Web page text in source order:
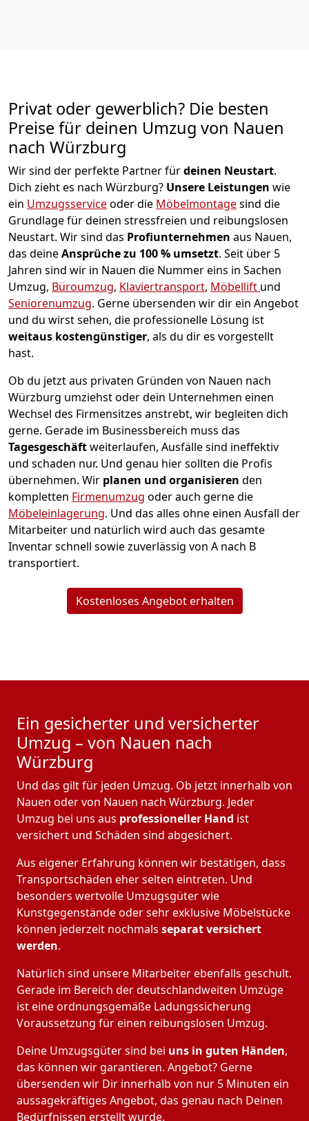
Privat oder gewerblich? Die besten
Preise für deinen Umzug von Nauen
nach Würzburg
Wir sind der perfekte Partner fürdeinen Neustart.
Dich zieht es nach Würzburg? Unsere Leistungen wie
ein Umzugsserviceoder die Möbelmontagesind die
Grundlage für deinen stressfreien und reibungslosen
Neustart. Wir sind das Profiunternehmen aus Nauen,
das deineAnsprüche zu 100 % umsetzt. Seit über 5
Jahren sind wir in Nauen die Nummer eins in Sachen
Umzug, Büroumzug, Klaviertransport, Möbellift und
Seniorenumzug. Gerne übersenden wir dir ein Angebot
und du wirst sehen, die professionelle Lösung ist
weitaus kostengünstiger, als du dir es vorgestellt
hast.
Ob du jetzt aus privaten Gründen von Nauen nach
Würzburg umziehst oder dein Unternehmen einen
Wechsel des Firmensitzes anstrebt, wir begleiten dich
gerne. Gerade im Businessbereich muss das
Tagesgeschäftweiterlaufen, Ausfälle sind ineffektiv
und schaden nur. Und genau hier sollten die Profis
übernehmen. Wir planen und organisieren den
kompletten Firmenumzug oder auch gerne die
Möbeleinlagerung. Und das alles ohne einen Ausfall der
Mitarbeiter und natürlich wird auch das gesamte
Inventar schnell sowie zuverlässig von A nach B
transportiert.
Kostenloses Angebot erhalten
Ein gesicherter und versicherter
Umzug – von Nauen nach
Würzburg
Und das gilt für jeden Umzug. Ob jetzt innerhalb von
Nauen oder von Nauen nach Würzburg. Jeder
Umzug bei uns aus professioneller Hand ist
versichert und Schäden sind abgesichert.
Aus eigener Erfahrung können wir bestätigen, dass
Transportschäden eher selten eintreten. Und
besonders wertvolle Umzugsgüter wie
Kunstgegenstände oder sehr exklusive Möbelstücke
können jederzeit nochmals separat versichert
werden.
Natürlich sind unsere Mitarbeiter ebenfalls geschult.
Gerade im Bereich der deutschlandweiten Umzüge
ist eine ordnungsgemäße Ladungssicherung
Voraussetzung für einen reibungslosen Umzug.
Deine Umzugsgüter sind bei uns in guten Händen,
das können wir garantieren. Angebot? Gerne
übersenden wir Dir innerhalb von nur 5 Minuten ein
aussagekräftiges Angebot, das genau nach Deinen
Bedürfnissen erstellt wurde.